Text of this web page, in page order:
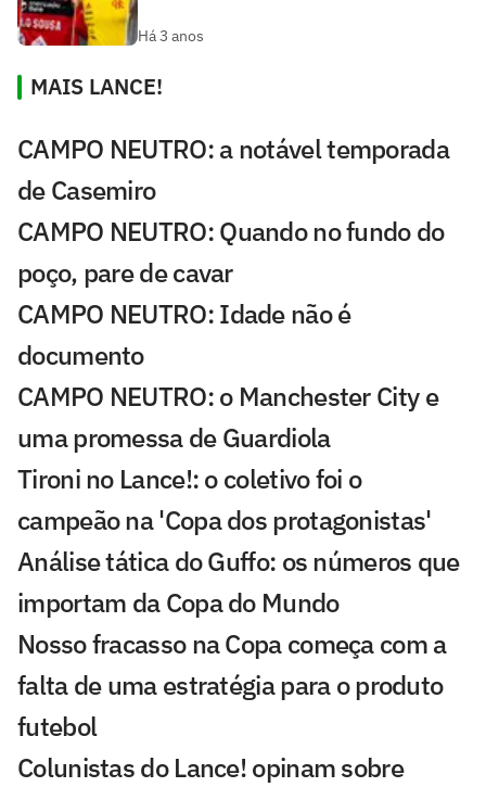
Há 3 anos
MAIS LANCE!
CAMPO NEUTRO: a notável temporada
de Casemiro
CAMPO NEUTRO: Quando no fundo do
poço, pare de cavar
CAMPO NEUTRO: Idade não é
documento
CAMPO NEUTRO: o Manchester City e
uma promessa de Guardiola
Tironi no Lance!: o coletivo foi o
campeão na 'Copa dos protagonistas'
Análise tática do Guffo: os números que
importam da Copa do Mundo
Nosso fracasso na Copa começa com a
falta de uma estratégia para o produto
futebol
Colunistas do Lance! opinam sobre